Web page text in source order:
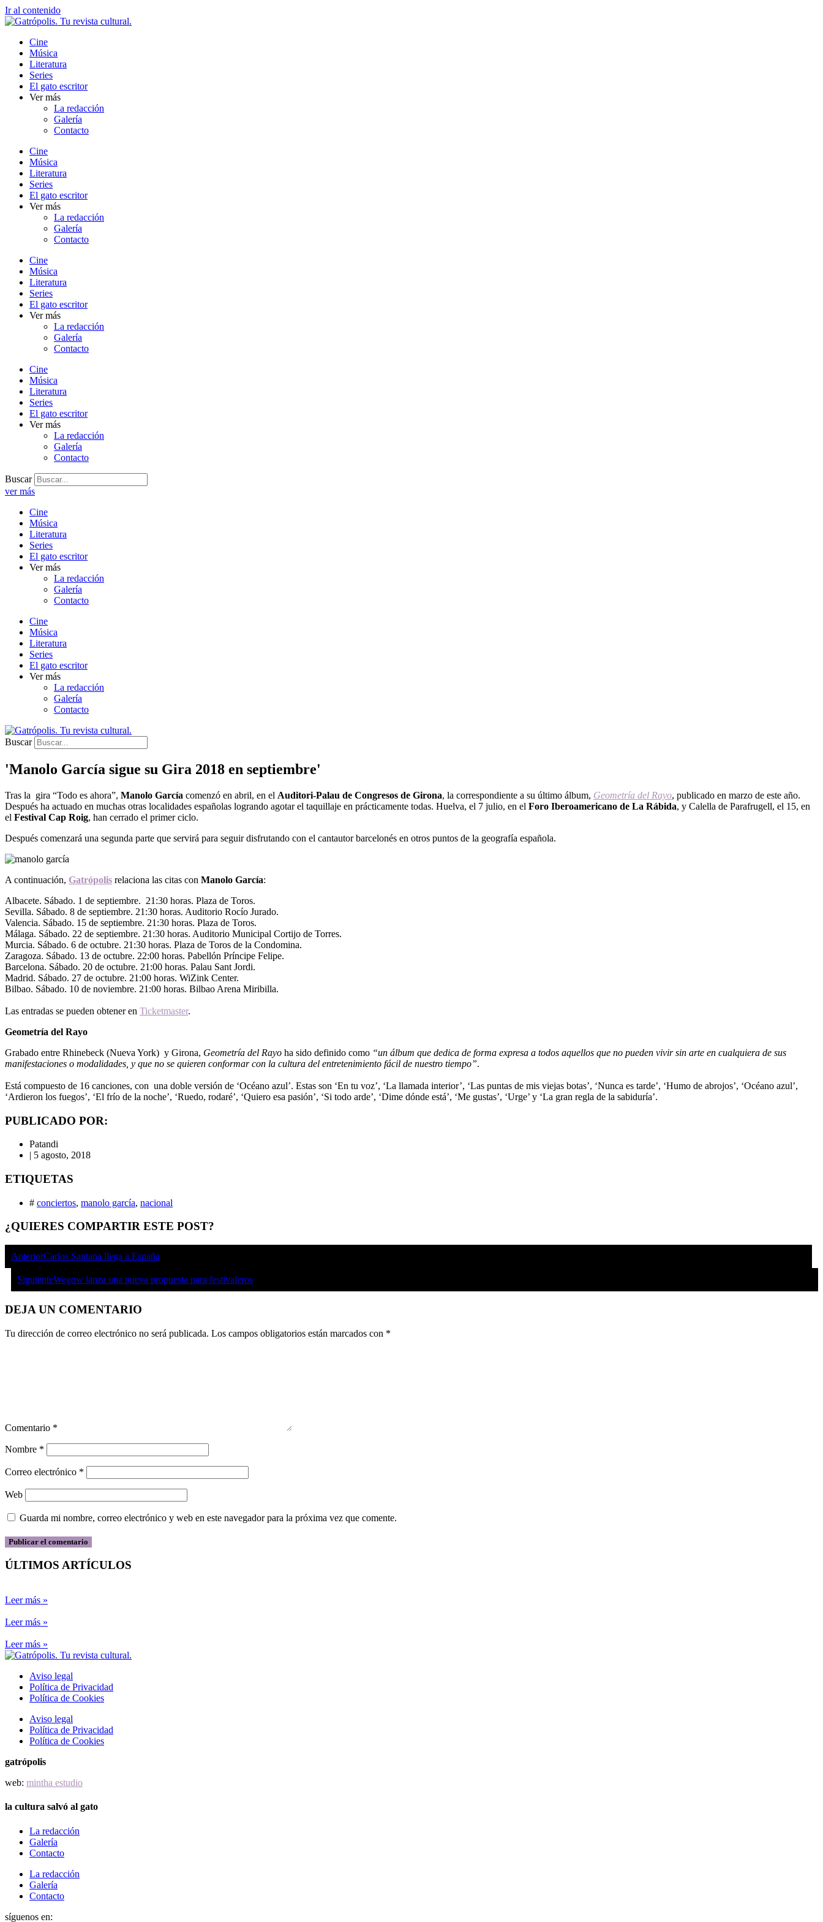
Ir al contenido
Cine
Música
Literatura
Series
El gato escritor
Ver más
La redacción
Galería
Contacto
Cine
Música
Literatura
Series
El gato escritor
Ver más
La redacción
Galería
Contacto
Cine
Música
Literatura
Series
El gato escritor
Ver más
La redacción
Galería
Contacto
Cine
Música
Literatura
Series
El gato escritor
Ver más
La redacción
Galería
Contacto
Buscar
ver más
Cine
Música
Literatura
Series
El gato escritor
Ver más
La redacción
Galería
Contacto
Cine
Música
Literatura
Series
El gato escritor
Ver más
La redacción
Galería
Contacto
Buscar
'Manolo García sigue su Gira 2018 en septiembre'
Tras la gira “Todo es ahora”, Manolo García comenzó en abril, en el Auditori-Palau de Congresos de Girona, la correspondiente a su último álbum, Geometría del Rayo, publicado en marzo de este año.
Después ha actuado en muchas otras localidades españolas logrando agotar el taquillaje en prácticamente todas. Huelva, el 7 julio, en el Foro Iberoamericano de La Rábida, y Calella de Parafrugell, el 15, en
el Festival Cap Roig, han cerrado el primer ciclo.
Después comenzará una segunda parte que servirá para seguir disfrutando con el cantautor barcelonés en otros puntos de la geografía española.
A continuación, Gatrópolis relaciona las citas con Manolo García:
Albacete. Sábado. 1 de septiembre. 21:30 horas. Plaza de Toros.
Sevilla. Sábado. 8 de septiembre. 21:30 horas. Auditorio Rocío Jurado.
Valencia. Sábado. 15 de septiembre. 21:30 horas. Plaza de Toros.
Málaga. Sábado. 22 de septiembre. 21:30 horas. Auditorio Municipal Cortijo de Torres.
Murcia. Sábado. 6 de octubre. 21:30 horas. Plaza de Toros de la Condomina.
Zaragoza. Sábado. 13 de octubre. 22:00 horas. Pabellón Príncipe Felipe.
Barcelona. Sábado. 20 de octubre. 21:00 horas. Palau Sant Jordi.
Madrid. Sábado. 27 de octubre. 21:00 horas. WiZink Center.
Bilbao. Sábado. 10 de noviembre. 21:00 horas. Bilbao Arena Miribilla.
Las entradas se pueden obtener en Ticketmaster.
Geometría del Rayo
Grabado entre Rhinebeck (Nueva York) y Girona, Geometría del Rayo ha sido definido como “un álbum que dedica de forma expresa a todos aquellos que no pueden vivir sin arte en cualquiera de sus
manifestaciones o modalidades, y que no se quieren conformar con la cultura del entretenimiento fácil de nuestro tiempo”.
Está compuesto de 16 canciones, con una doble versión de ‘Océano azul’. Estas son ‘En tu voz’, ‘La llamada interior’, ‘Las puntas de mis viejas botas’, ‘Nunca es tarde’, ‘Humo de abrojos’, ‘Océano azul’,
‘Ardieron los fuegos’, ‘El frío de la noche’, ‘Ruedo, rodaré’, ‘Quiero esa pasión’, ‘Si todo arde’, ‘Dime dónde está’, ‘Me gustas’, ‘Urge’ y ‘La gran regla de la sabiduría’.
PUBLICADO POR:
Patandi
| 5 agosto, 2018
ETIQUETAS
# conciertos, manolo garcía, nacional
¿QUIERES COMPARTIR ESTE POST?
AnteriorCarlos Santana llega a España
SiguienteWegow lanza una nueva propuesta para festivaleros
DEJA UN COMENTARIO
Tu dirección de correo electrónico no será publicada. Los campos obligatorios están marcados con *
Comentario *
Nombre *
Correo electrónico *
Web
Guarda mi nombre, correo electrónico y web en este navegador para la próxima vez que comente.
ÚLTIMOS ARTÍCULOS
Leer más »
Leer más »
Leer más »
Aviso legal
Política de Privacidad
Política de Cookies
Aviso legal
Política de Privacidad
Política de Cookies
gatrópolis
web: mintha estudio
la cultura salvó al gato
La redacción
Galería
Contacto
La redacción
Galería
Contacto
síguenos en: